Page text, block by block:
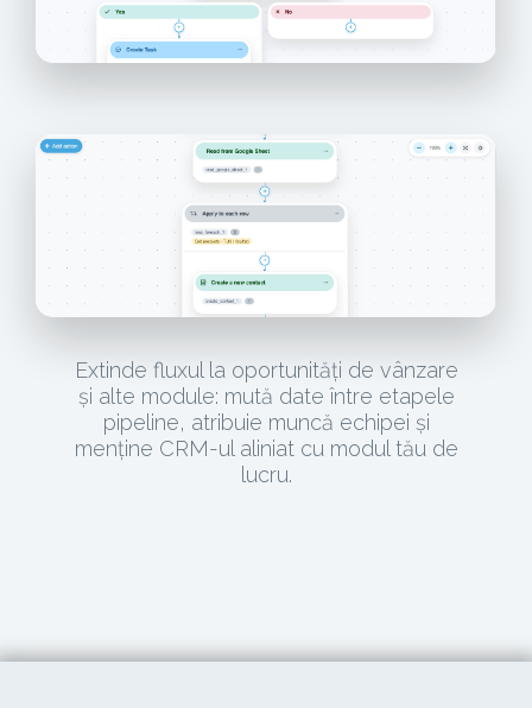
Extinde fluxul la oportunități de vânzare
și alte module: mută date între etapele
pipeline, atribuie muncă echipei și
menține CRM-ul aliniat cu modul tău de
lucru.